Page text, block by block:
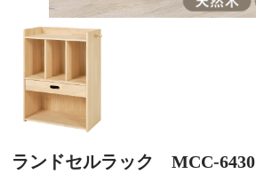
ランドセルラック MCC-6430